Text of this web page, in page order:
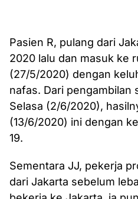
Pasien R, pulang dari
2020 lalu dan masuk ke
(27/5/2020) dengan
nafas. Dari pengambilan
Selasa (2/6/2020),
(13/6/2020) ini dengan
19.
Sementara JJ, pekerja
dari Jakarta sebelum